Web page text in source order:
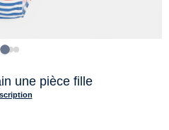
une pièce fille